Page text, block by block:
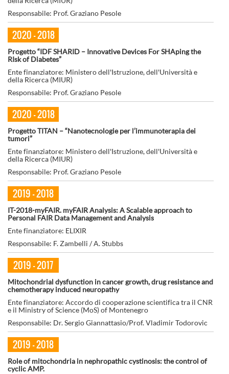
Responsabile: Prof. Graziano Pesole
2020 - 2018
Progetto “IDF SHARID – Innovative Devices For SHAping the
RIsk of Diabetes”
Ente finanziatore: Ministero dell'Istruzione, dell'Università e
della Ricerca (MIUR)
Responsabile: Prof. Graziano Pesole
2020 - 2018
Progetto TITAN – “Nanotecnologie per l’immunoterapia dei
tumori”
Ente finanziatore: Ministero dell'Istruzione, dell'Università e
della Ricerca (MIUR)
Responsabile: Prof. Graziano Pesole
2019 - 2018
IT-2018-myFAIR. myFAIR Analysis: A Scalable approach to
Personal FAIR Data Management and Analysis
Ente finanziatore: ELIXIR
Responsabile: F. Zambelli / A. Stubbs
2019 - 2017
Mitochondrial dysfunction in cancer growth, drug resistance and
chemotherapy induced neuropathy
Ente finanziatore: Accordo di cooperazione scientifica tra il CNR
e il Ministry of Science (MoS) of Montenegro
Responsabile: Dr. Sergio Giannattasio/Prof. Vladimir Todorovic
2019 - 2018
Role of mitochondria in nephropathic cystinosis: the control of
cyclic AMP.